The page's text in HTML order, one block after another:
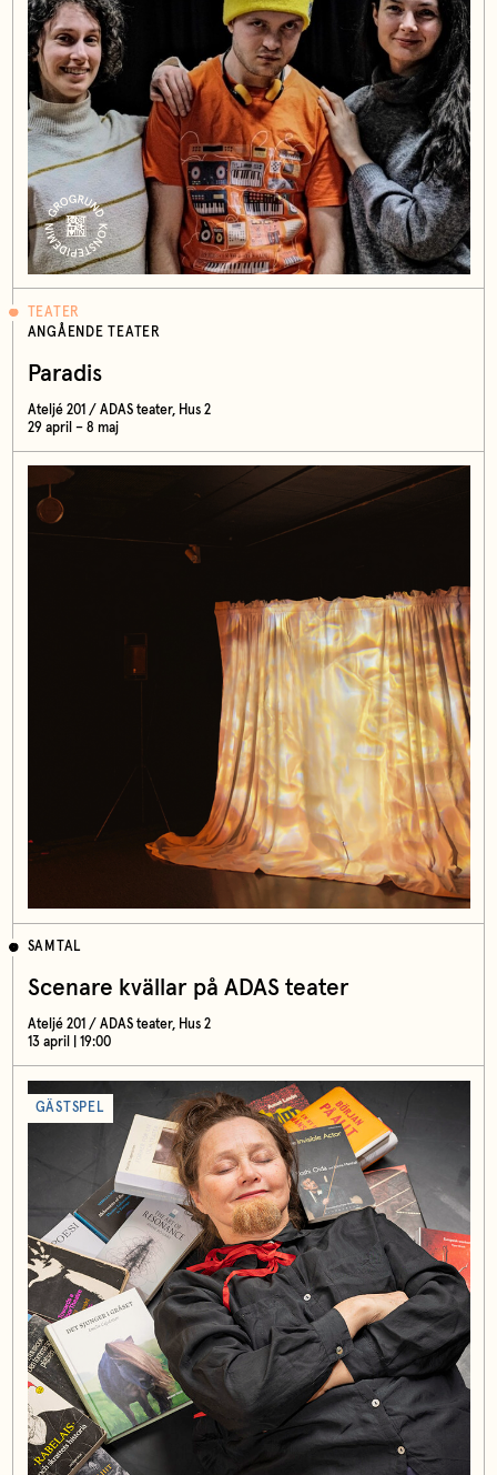
TEATER
ANGÅENDE TEATER
Paradis
Ateljé 201 / ADAS teater, Hus 2
29 april – 8 maj
SAMTAL
Scenare kvällar på ADAS teater
Ateljé 201 / ADAS teater, Hus 2
13 april | 19:00
GÄSTSPEL